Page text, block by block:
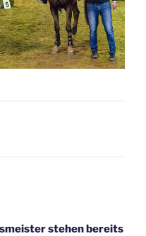
stehen bereits